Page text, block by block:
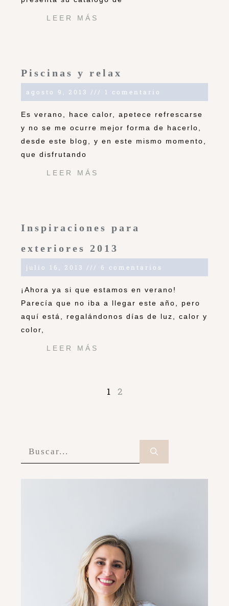
LEER MÁS
Piscinas y relax
agosto 9, 2013 1 comentario
Es verano, hace calor, apetece refrescarse
y no se me ocurre mejor forma de hacerlo,
desde este blog, y en este mismo momento,
que disfrutando
LEER MÁS
Inspiraciones para
exteriores 2013
julio 16, 2013 6 comentarios
¡Ahora ya si que estamos en verano!
Parecía que no iba a llegar este año, pero
aquí está, regalándonos días de luz, calor y
color,
LEER MÁS
1 2